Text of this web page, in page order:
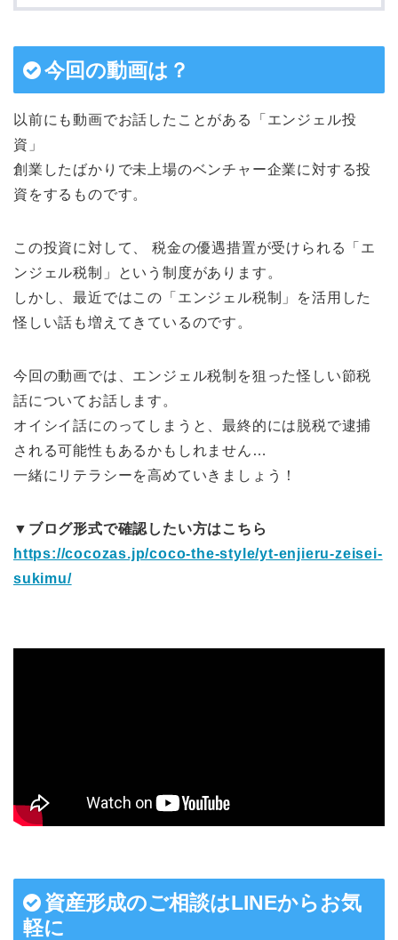
今回の動画は？
以前にも動画でお話したことがある「エンジェル投
資」
創業したばかりで未上場のベンチャー企業に対する投
資をするものです。
この投資に対して、 税金の優遇措置が受けられる「エ
ンジェル税制」という制度があります。
しかし、最近ではこの「エンジェル税制」を活用した
怪しい話も増えてきているのです。
今回の動画では、エンジェル税制を狙った怪しい節税
話についてお話します。
オイシイ話にのってしまうと、最終的には脱税で逮捕
される可能性もあるかもしれません…
一緒にリテラシーを高めていきましょう！
▼ブログ形式で確認したい方はこちら
https://cocozas.jp/coco-the-style/yt-enjieru-zeisei-
sukimu/
資産形成のご相談はLINEからお気
軽に